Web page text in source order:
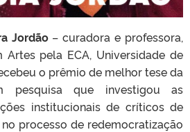
Jordão– curadora e professora,
pela ECA, Universidade de
o prêmio de melhor tese da
pesquisa que investigou as
institucionais de críticos de
processo de redemocratização